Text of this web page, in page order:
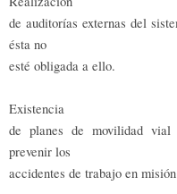
de auditorías externas del
ésta no
esté obligada a ello.
Existencia
de planes de movilidad
prevenir los
accidentes de trabajo en